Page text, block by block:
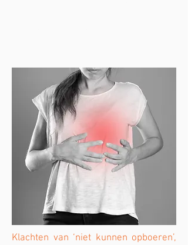
Klachten van ‘niet kunnen opboeren’,